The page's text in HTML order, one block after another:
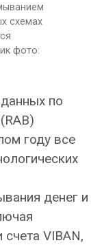
схемах
фото:
по
году все
денег и
VIBAN,